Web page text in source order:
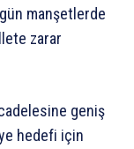
manşetlerde
zarar
geniş
hedefi için